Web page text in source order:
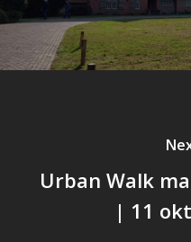
Urban Walk
| 11